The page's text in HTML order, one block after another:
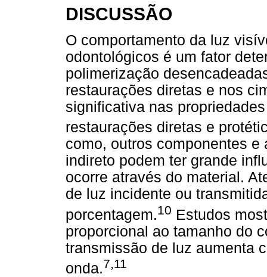
DISCUSSÃO
O comportamento da luz
odontológicos é um fator
polimerização
restaurações diretas e nos
significativa nas
restaurações diretas e
como, outros componentes
indireto podem ter grande
ocorre através do material.
de luz incidente ou
porcentagem.10 Estudos
proporcional ao tamanho do
transmissão de luz aumenta
onda.7,11